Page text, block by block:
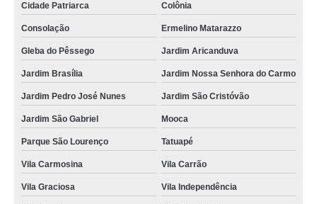
Cidade Patriarca Colônia
Consolação Ermelino Matarazzo
Gleba do Pêssego Jardim Aricanduva
Jardim Brasília Jardim Nossa Senhora do Carmo
Jardim Pedro José Nunes Jardim São Cristóvão
Jardim São Gabriel Mooca
Parque São Lourenço Tatuapé
Vila Carmosina Vila Carrão
Vila Graciosa Vila Independência